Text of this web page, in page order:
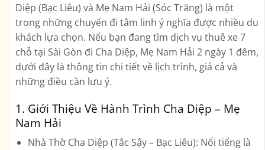
Diệp (Bạc Liêu) và Mẹ Nam Hải (Sóc Trăng) là một
trong những chuyến đi tâm linh ý nghĩa được nhiều du
khách lựa chọn. Nếu bạn đang tìm dịch vụ thuê xe 7
chỗ tại Sài Gòn đi Cha Diệp, Mẹ Nam Hải 2 ngày 1 đêm,
dưới đây là thông tin chi tiết về lịch trình, giá cả và
những điều cần lưu ý.
1. Giới Thiệu Về Hành Trình Cha Diệp – Mẹ
Nam Hải
Nhà Thờ Cha Diệp (Tắc Sậy – Bạc Liêu): Nổi tiếng là